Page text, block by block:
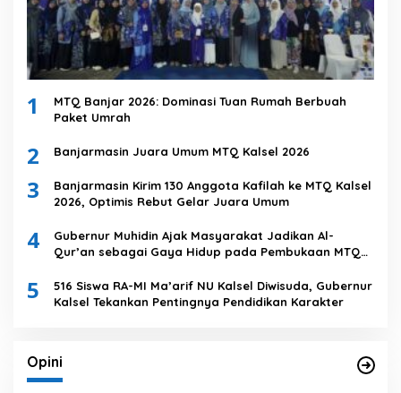
1
MTQ Banjar 2026: Dominasi Tuan Rumah Berbuah
Paket Umrah
2 Banjarmasin Juara Umum MTQ Kalsel 2026
3
Banjarmasin Kirim 130 Anggota Kafilah ke MTQ Kalsel
2026, Optimis Rebut Gelar Juara Umum
4
Gubernur Muhidin Ajak Masyarakat Jadikan Al-
Qur’an sebagai Gaya Hidup pada Pembukaan MTQ
5
516 Siswa RA-MI Ma’arif NU Kalsel Diwisuda, Gubernur
Kalsel Tekankan Pentingnya Pendidikan Karakter
Opini